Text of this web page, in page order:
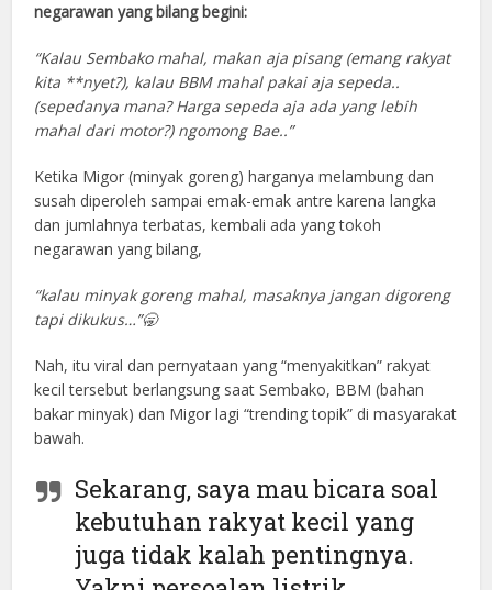
negarawan yang bilang begini:
“Kalau Sembako mahal, makan aja pisang (emang rakyat
kita **nyet?), kalau BBM mahal pakai aja sepeda..
(sepedanya mana? Harga sepeda aja ada yang lebih
mahal dari motor?) ngomong Bae..”
Ketika Migor (minyak goreng) harganya melambung dan
susah diperoleh sampai emak-emak antre karena langka
dan jumlahnya terbatas, kembali ada yang tokoh
negarawan yang bilang,
“kalau minyak goreng mahal, masaknya jangan digoreng
tapi dikukus…”🥱
Nah, itu viral dan pernyataan yang “menyakitkan” rakyat
kecil tersebut berlangsung saat Sembako, BBM (bahan
bakar minyak) dan Migor lagi “trending topik” di masyarakat
bawah.
Sekarang, saya mau bicara soal
kebutuhan rakyat kecil yang
juga tidak kalah pentingnya.